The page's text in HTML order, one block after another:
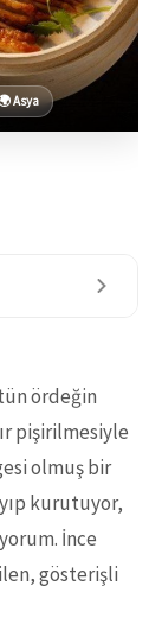
Asya
ördeğin
pişirilmesiyle
olmuş bir
kurutuyor,
İnce
gösterişli